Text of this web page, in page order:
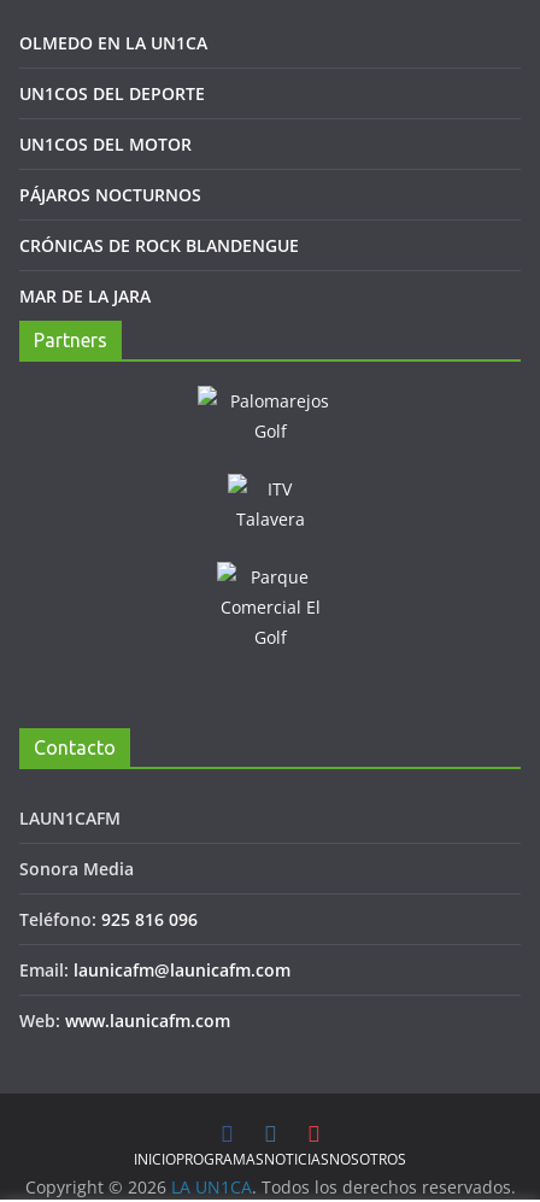
OLMEDO EN LA UN1CA
UN1COS DEL DEPORTE
UN1COS DEL MOTOR
PÁJAROS NOCTURNOS
CRÓNICAS DE ROCK BLANDENGUE
MAR DE LA JARA
Partners
Contacto
LAUN1CAFM
Sonora Media
Teléfono: 925 816 096
Email: launicafm@launicafm.com
Web: www.launicafm.com
INICIOPROGRAMASNOTICIASNOSOTROS
Copyright © 2026 LA UN1CA. Todos los derechos reservados.